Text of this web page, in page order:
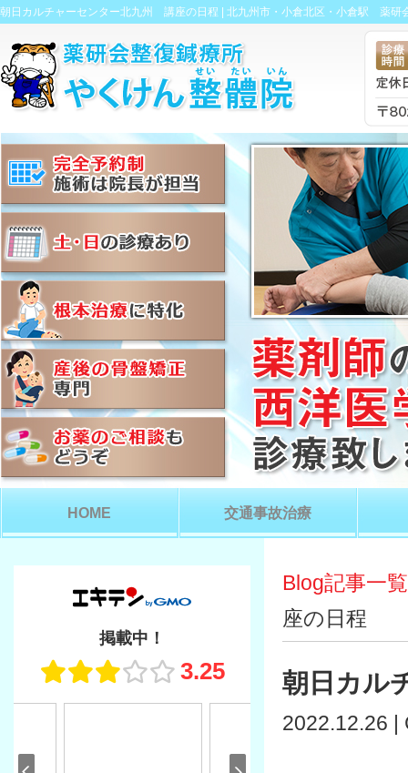
朝日カルチャーセンター北九州 講座の日程 | 北九州市・小倉北区・小倉駅 薬研
HOME 交通事故治療
Blog記事一覧
座の日程
朝日カル
2022.12.26